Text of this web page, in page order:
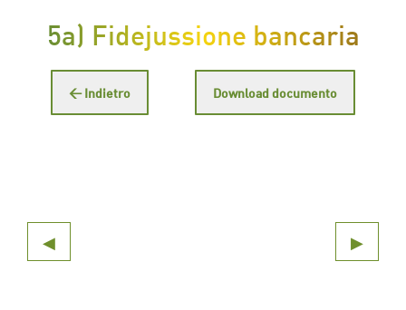
5a) Fidejussione bancaria
← Indietro Download documento
◀ ▶